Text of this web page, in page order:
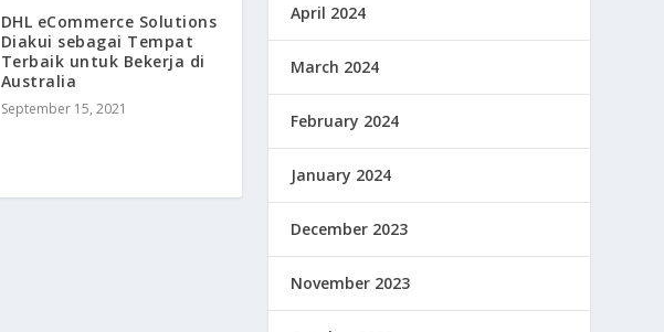
DHL eCommerce Solutions
Diakui sebagai Tempat
Terbaik untuk Bekerja di
Australia
September 15, 2021
April 2024
March 2024
February 2024
January 2024
December 2023
November 2023